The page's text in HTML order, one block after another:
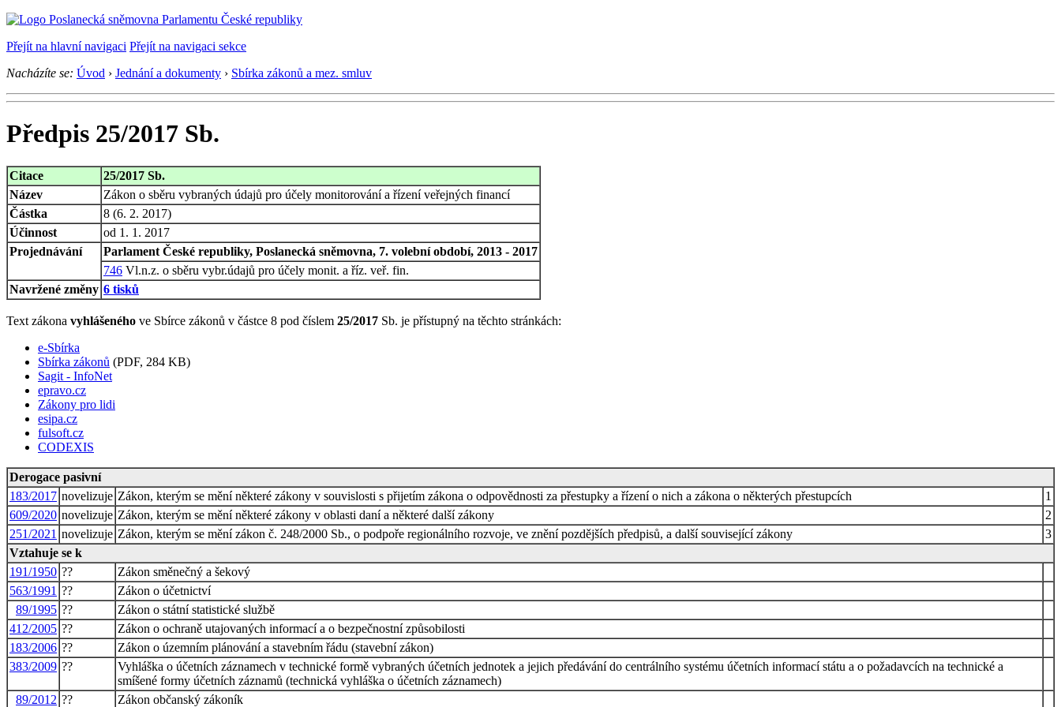
Přejít na hlavní navigaci Přejít na navigaci sekce
Nacházíte se: Úvod › Jednání a dokumenty › Sbírka zákonů a mez. smluv
Předpis 25/2017 Sb.
Citace
25/2017 Sb.
Název
Zákon o sběru vybraných údajů pro účely monitorování a řízení veřejných financí
Částka
8 (6. 2. 2017)
Účinnost
od 1. 1. 2017
Projednávání
Parlament České republiky, Poslanecká sněmovna, 7. volební období, 2013 - 2017
746 Vl.n.z. o sběru vybr.údajů pro účely monit. a říz. veř. fin.
Navržené změny 6 tisků
Text zákona vyhlášeného ve Sbírce zákonů v částce 8 pod číslem 25/2017 Sb. je přístupný na těchto stránkách:
e-Sbírka
Sbírka zákonů (PDF, 284 KB)
Sagit - InfoNet
epravo.cz
Zákony pro lidi
esipa.cz
fulsoft.cz
CODEXIS
Derogace pasivní
183/2017 novelizuje Zákon, kterým se mění některé zákony v souvislosti s přijetím zákona o odpovědnosti za přestupky a řízení o nich a zákona o některých přestupcích
1
609/2020 novelizuje Zákon, kterým se mění některé zákony v oblasti daní a některé další zákony
2
251/2021 novelizuje Zákon, kterým se mění zákon č. 248/2000 Sb., o podpoře regionálního rozvoje, ve znění pozdějších předpisů, a další související zákony
3
Vztahuje se k
191/1950 ??
Zákon směnečný a šekový
563/1991 ??
Zákon o účetnictví
89/1995 ??
Zákon o státní statistické službě
412/2005 ??
Zákon o ochraně utajovaných informací a o bezpečnostní způsobilosti
183/2006 ??
Zákon o územním plánování a stavebním řádu (stavební zákon)
383/2009 ??
Vyhláška o účetních záznamech v technické formě vybraných účetních jednotek a jejich předávání do centrálního systému účetních informací státu a o požadavcích na technické a
smíšené formy účetních záznamů (technická vyhláška o účetních záznamech)
89/2012 ??
Zákon občanský zákoník